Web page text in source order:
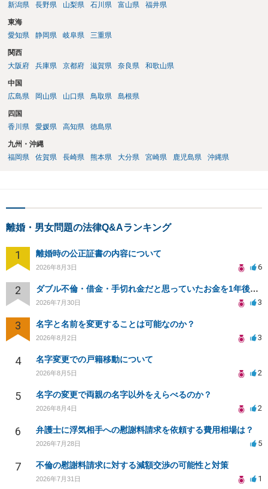
新潟県
長野県 山梨県 石川県 富山県 福井県
東海
愛知県
静岡県 岐阜県 三重県
関西
大阪府
兵庫県 京都府 滋賀県 奈良県 和歌山県
中国
広島県
岡山県 山口県 鳥取県 島根県
四国
香川県
愛媛県 高知県 徳島県
九州・沖縄
福岡県
佐賀県 長崎県 熊本県 大分県 宮崎県 鹿児島県 沖縄県
離婚・男女問題の法律Q&Aランキング
1 離婚時の公正証書の内容について
2026年8月3日 6
2 ダブル不倫・借金・手切れ金だと思っていたお金を1年後いまさら脅迫罪として通知書が来てまとめて請求
2026年7月30日 3
3 名字と名前を変更することは可能なのか？
2026年8月2日 3
4 名字変更での戸籍移動について
2026年8月5日 2
5 名字の変更で両親の名字以外をえらべるのか？
2026年8月4日 2
6 弁護士に浮気相手への慰謝料請求を依頼する費用相場は？
2026年7月28日 5
7 不倫の慰謝料請求に対する減額交渉の可能性と対策
2026年7月31日 1